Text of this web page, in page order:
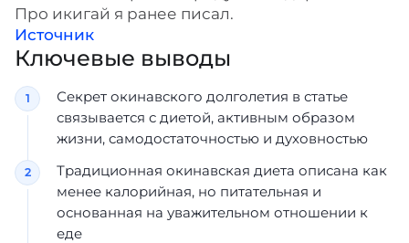
Про икигай я ранее писал.
Источник
Ключевые выводы
Секрет окинавского долголетия в статье
связывается с диетой, активным образом
жизни, самодостаточностью и духовностью
Традиционная окинавская диета описана как
менее калорийная, но питательная и
основанная на уважительном отношении к
еде